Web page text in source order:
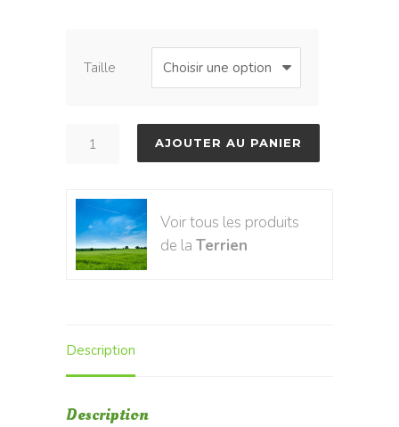
Taille
quantité
marché
sur
AJOUTER AU PANIER
Voir tous les produits
de la Terrien
Description
Description